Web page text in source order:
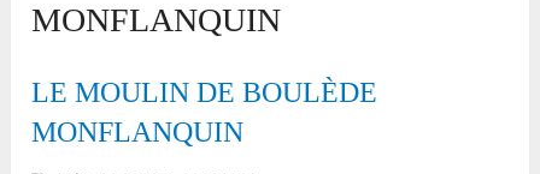
MONFLANQUIN
LE MOULIN DE BOULÈDE
MONFLANQUIN